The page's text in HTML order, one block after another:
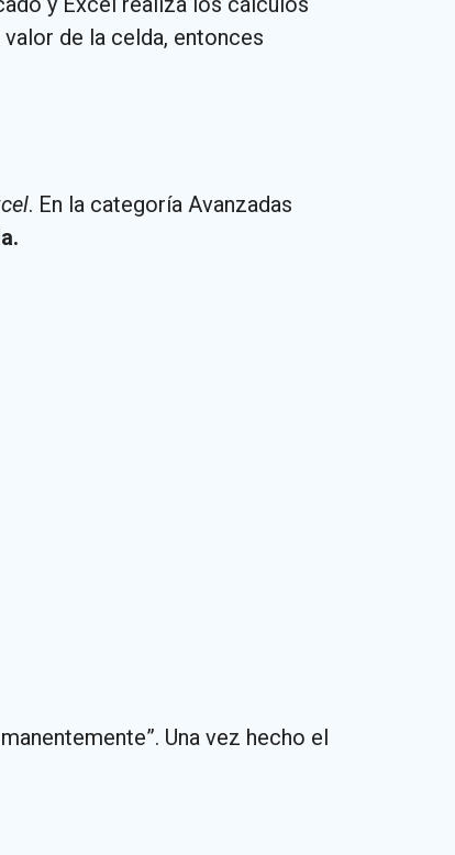
de la celda, entonces
. En la categoría Avanzadas
Una vez hecho el